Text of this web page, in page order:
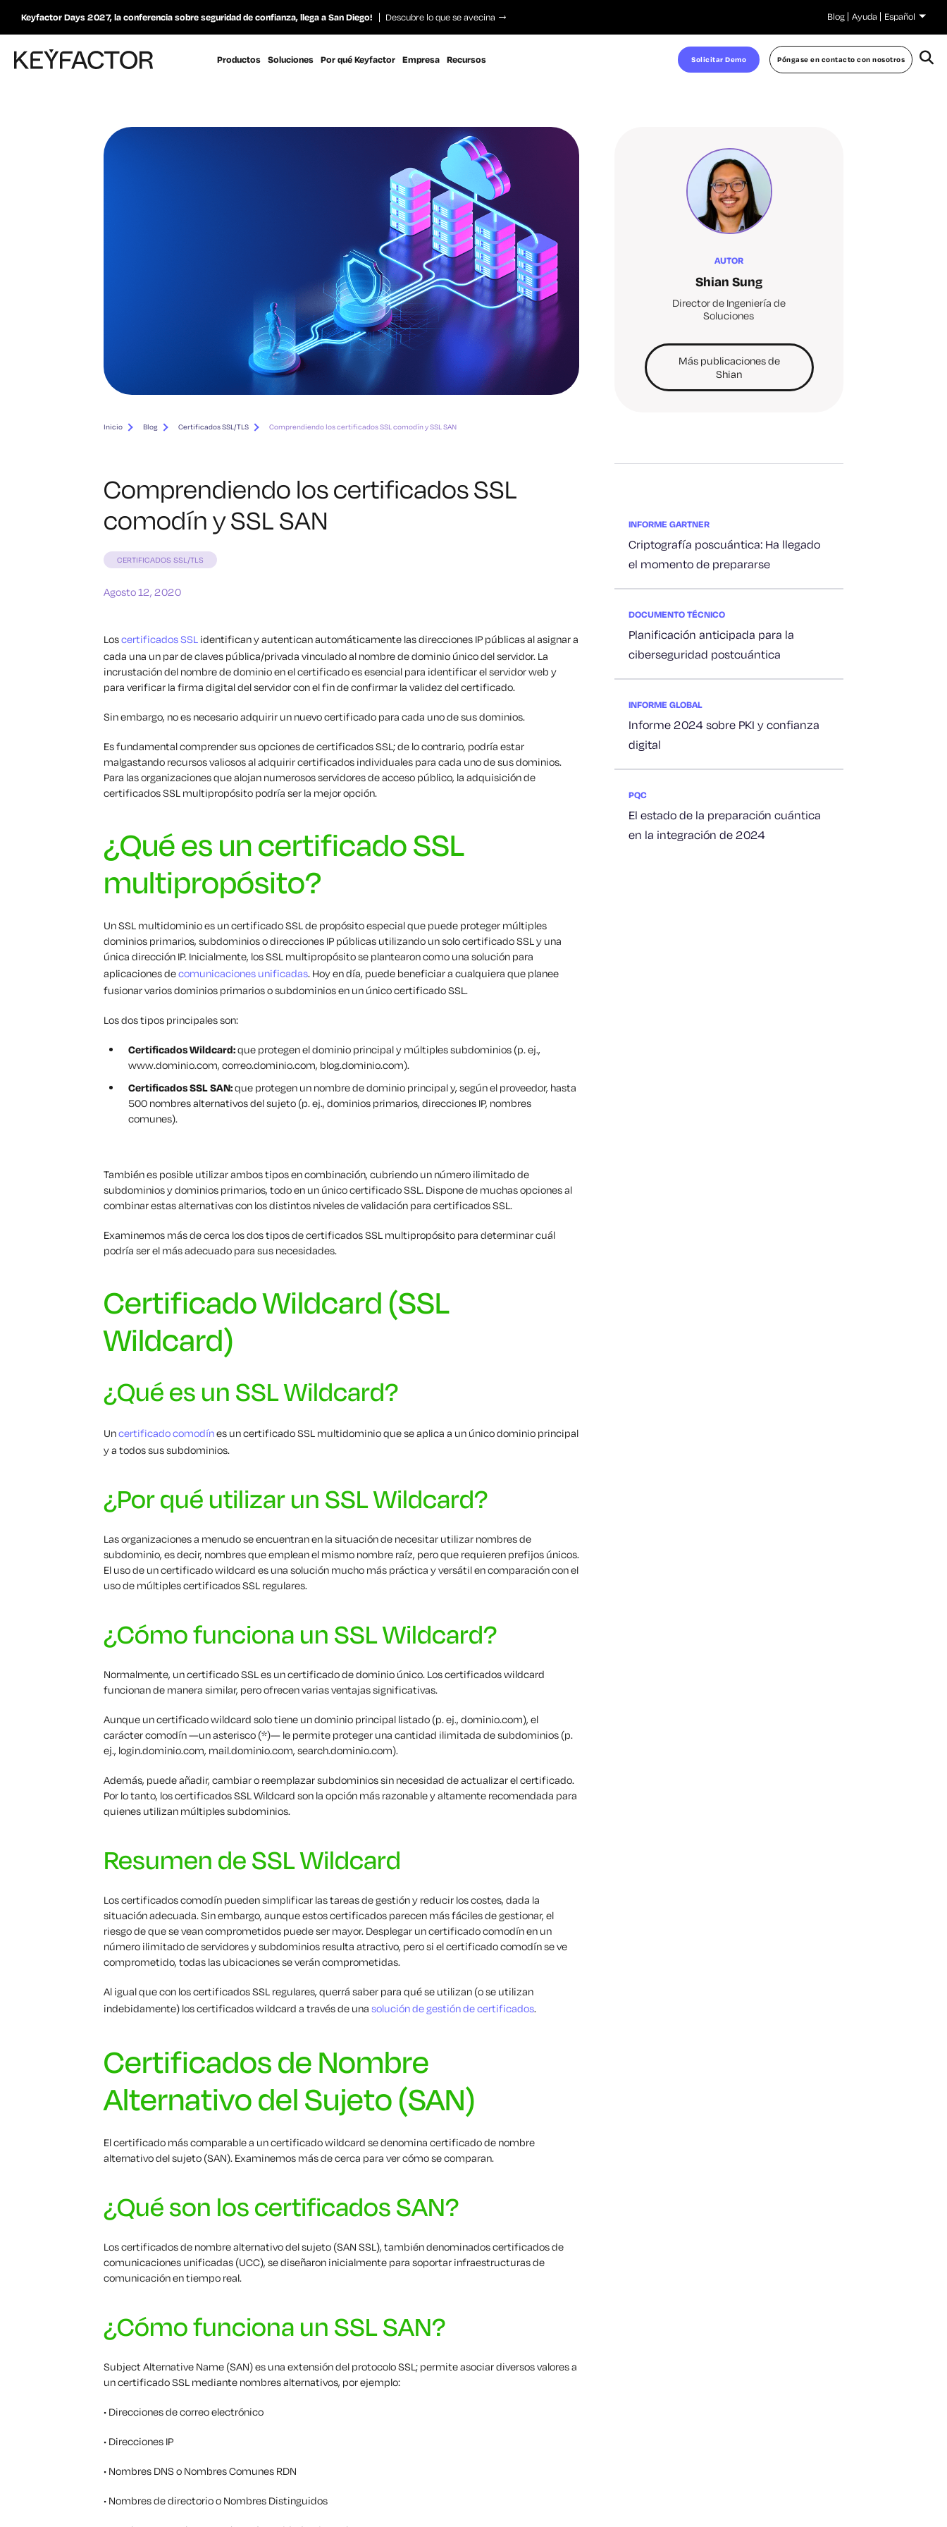
Keyfactor Days 2027, la conferencia sobre seguridad de confianza, llega a San Diego! Descubre lo que se avecina Blog Ayuda Español
Productos Soluciones Por qué Keyfactor Empresa Recursos Solicitar Demo Póngase en contacto con nosotros
Inicio Blog Certificados SSL/TLS Comprendiendo los certificados SSL comodín y SSL SAN
Comprendiendo los certificados SSL
comodín y SSL SAN
CERTIFICADOS SSL/TLS
Agosto 12, 2020
Loscertificados SSL identifican y autentican automáticamente las direcciones IP públicas al asignar a
cada una un par de claves pública/privada vinculado al nombre de dominio único del servidor. La
incrustación del nombre de dominio en el certificado es esencial para identificar el servidor web y
para verificar la firma digital del servidor con el fin de confirmar la validez del certificado.
Sin embargo, no es necesario adquirir un nuevo certificado para cada uno de sus dominios.
Es fundamental comprender sus opciones de certificados SSL; de lo contrario, podría estar
malgastando recursos valiosos al adquirir certificados individuales para cada uno de sus dominios.
Para las organizaciones que alojan numerosos servidores de acceso público, la adquisición de
certificados SSL multipropósito podría ser la mejor opción.
¿Qué es un certificado SSL
multipropósito?
Un SSL multidominio es un certificado SSL de propósito especial que puede proteger múltiples
dominios primarios, subdominios o direcciones IP públicas utilizando un solo certificado SSL y una
única dirección IP. Inicialmente, los SSL multipropósito se plantearon como una solución para
aplicaciones decomunicaciones unificadas. Hoy en día, puede beneficiar a cualquiera que planee
fusionar varios dominios primarios o subdominios en un único certificado SSL.
Los dos tipos principales son:
Certificados Wildcard:que protegen el dominio principal y múltiples subdominios (p. ej.,
www.dominio.com, correo.dominio.com, blog.dominio.com).
Certificados SSL SAN:que protegen un nombre de dominio principal y, según el proveedor, hasta
500 nombres alternativos del sujeto (p. ej., dominios primarios, direcciones IP, nombres
comunes).
También es posible utilizar ambos tipos en combinación, cubriendo un número ilimitado de
subdominios y dominios primarios, todo en un único certificado SSL. Dispone de muchas opciones al
combinar estas alternativas con los distintos niveles de validación para certificados SSL.
Examinemos más de cerca los dos tipos de certificados SSL multipropósito para determinar cuál
podría ser el más adecuado para sus necesidades.
Certificado Wildcard (SSL
Wildcard)
¿Qué es un SSL Wildcard?
Uncertificado comodínes un certificado SSL multidominio que se aplica a un único dominio principal
y a todos sus subdominios.
¿Por qué utilizar un SSL Wildcard?
Las organizaciones a menudo se encuentran en la situación de necesitar utilizar nombres de
subdominio, es decir, nombres que emplean el mismo nombre raíz, pero que requieren prefijos únicos.
El uso de un certificado wildcard es una solución mucho más práctica y versátil en comparación con el
uso de múltiples certificados SSL regulares.
¿Cómo funciona un SSL Wildcard?
Normalmente, un certificado SSL es un certificado de dominio único. Los certificados wildcard
funcionan de manera similar, pero ofrecen varias ventajas significativas.
Aunque un certificado wildcard solo tiene un dominio principal listado (p. ej., dominio.com), el
carácter comodín —un asterisco (*)— le permite proteger una cantidad ilimitada de subdominios (p.
ej., login.dominio.com, mail.dominio.com, search.dominio.com).
Además, puede añadir, cambiar o reemplazar subdominios sin necesidad de actualizar el certificado.
Por lo tanto, los certificados SSL Wildcard son la opción más razonable y altamente recomendada para
quienes utilizan múltiples subdominios.
Resumen de SSL Wildcard
Los certificados comodín pueden simplificar las tareas de gestión y reducir los costes, dada la
situación adecuada. Sin embargo, aunque estos certificados parecen más fáciles de gestionar, el
riesgo de que se vean comprometidos puede ser mayor. Desplegar un certificado comodín en un
número ilimitado de servidores y subdominios resulta atractivo, pero si el certificado comodín se ve
comprometido, todas las ubicaciones se verán comprometidas.
Al igual que con los certificados SSL regulares, querrá saber para qué se utilizan (o se utilizan
indebidamente) los certificados wildcard a través de una solución de gestión de certificados.
Certificados de Nombre
Alternativo del Sujeto (SAN)
El certificado más comparable a un certificado wildcard se denomina certificado de nombre
alternativo del sujeto (SAN). Examinemos más de cerca para ver cómo se comparan.
¿Qué son los certificados SAN?
Los certificados de nombre alternativo del sujeto (SAN SSL), también denominados certificados de
comunicaciones unificadas (UCC), se diseñaron inicialmente para soportar infraestructuras de
comunicación en tiempo real.
¿Cómo funciona un SSL SAN?
Subject Alternative Name (SAN) es una extensión del protocolo SSL; permite asociar diversos valores a
un certificado SSL mediante nombres alternativos, por ejemplo:
• Direcciones de correo electrónico
• Direcciones IP
• Nombres DNS o Nombres Comunes RDN
• Nombres de directorio o Nombres Distinguidos
AUTOR
Shian Sung
Director de Ingeniería de
Soluciones
Más publicaciones de
Shian
INFORME GARTNER
Criptografía poscuántica: Ha llegado
el momento de prepararse
DOCUMENTO TÉCNICO
Planificación anticipada para la
ciberseguridad postcuántica
INFORME GLOBAL
Informe 2024 sobre PKI y confianza
digital
PQC
El estado de la preparación cuántica
en la integración de 2024